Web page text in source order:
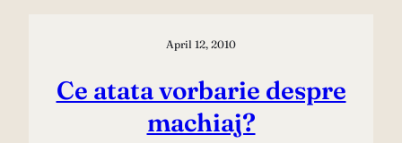
April 12, 2010
Ce atata vorbarie despre
machiaj?